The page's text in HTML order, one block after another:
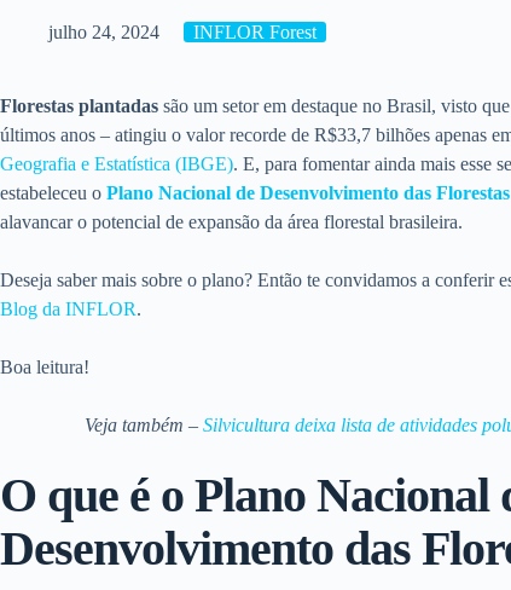
julho 24, 2024 INFLOR Forest
Florestas plantadas são um setor em destaque no Brasil, visto
últimos anos – atingiu o valor recorde de R$33,7 bilhões apenas
Geografia e Estatística (IBGE). E, para fomentar ainda mais esse
estabeleceu o Plano Nacional de Desenvolvimento das
alavancar o potencial de expansão da área florestal brasileira.
Deseja saber mais sobre o plano? Então te convidamos a conferir
Blog da INFLOR.
Boa leitura!
Veja também – Silvicultura deixa lista de atividades
O que é o Plano Nacional
Desenvolvimento das